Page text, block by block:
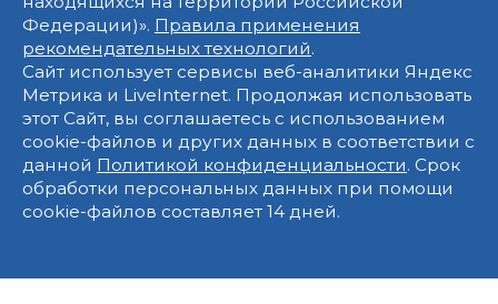
Федерации)». Правила применения
рекомендательных технологий.
Сайт использует сервисы веб-аналитики Яндекс
Метрика и LiveInternet. Продолжая использовать
этот Сайт, вы соглашаетесь с использованием
cookie-файлов и других данных в соответствии с
данной Политикой конфиденциальности. Срок
обработки персональных данных при помощи
cookie-файлов составляет 14 дней.